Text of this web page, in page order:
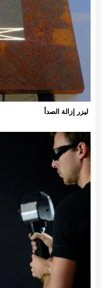
ليزر إزالة الصدأ